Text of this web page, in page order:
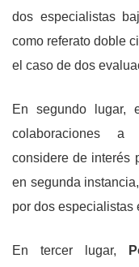
dos especialistas
como referato doble
el caso de dos
En segundo lugar,
colaboraciones a
considere de interés
en segunda
por dos especialistas
En tercer lugar,